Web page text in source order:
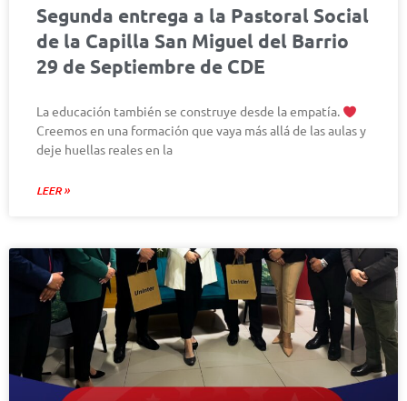
Segunda entrega a la Pastoral Social
de la Capilla San Miguel del Barrio
29 de Septiembre de CDE
La educación también se construye desde la empatía.
Creemos en una formación que vaya más allá de las aulas y
deje huellas reales en la
LEER »